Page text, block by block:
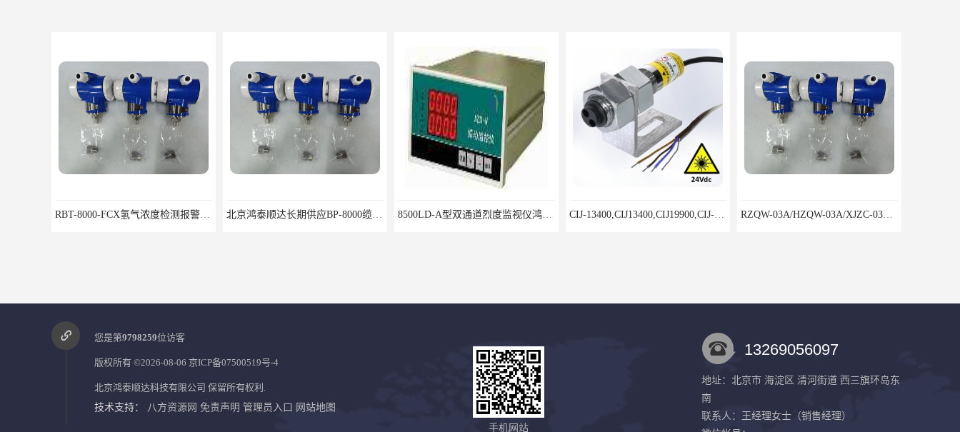
RBT-8000-FCX氢气浓度检测报警器北京地区供应商 北京鸿泰顺达长期供应BP-8000缆式液位计，0-5米现场显示；BP-8000缆式液位计，0-5米现场显示询价电话 8500LD-A型双通道烈度监视仪鸿泰产品性价比好 CIJ-13400,CIJ13400,CIJ19900,CIJ-19200,CIJI3500Y转速传感器 RZQW-03A/HZQW-03A/XJZC-03A汽轮机监测装置
8000C旋转机械监视保护装置安装包装运输调试注意问题 8000/01仪表机箱鸿泰产品货真价实 8000/031单通道轴向位移监视仪安装调试方法 8000/041单通道胀差监视仪鸿泰产品线性度好测量范围宽
您是第9798259位访客
版权所有 ©2026-08-06 京ICP备07500519号-4
北京鸿泰顺达科技有限公司 保留所有权利.
技术支持： 八方资源网 免责声明 管理员入口 网站地图
手机网站
13269056097
地址：北京市 海淀区 清河街道 西三旗环岛东
南
联系人：王经理女士 （销售经理）